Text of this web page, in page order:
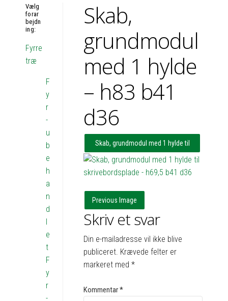
Skab,
grundmodul
med 1 hylde
– h83 b41
d36
Skab, grundmodul med 1 hylde til
skrivebordsplade – h69,5 b41 d36
Previous Image
Skriv et svar
Din e-mailadresse vil ikke blive
publiceret. Krævede felter er
markeret med*
Kommentar*
Vælg
forar
bejdn
ing:
Fyrre
træ
F
y
r
-
u
b
e
h
a
n
d
l
e
t
F
y
r
-